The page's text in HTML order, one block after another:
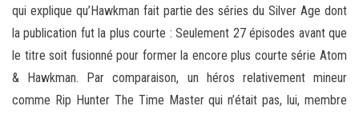
qui explique qu’Hawkman fait partie des séries du Silver Age dont
la publication fut la plus courte : Seulement 27 épisodes avant que
le titre soit fusionné pour former la encore plus courte série Atom
& Hawkman. Par comparaison, un héros relativement mineur
comme Rip Hunter The Time Master qui n’était pas, lui, membre